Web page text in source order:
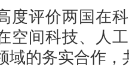
度评价两国在
空间科技、人
域的务实合作